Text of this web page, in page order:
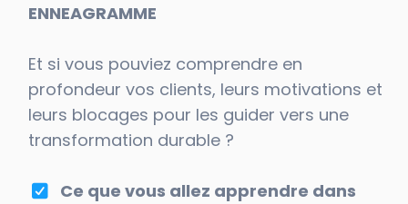
ENNEAGRAMME
Et si vous pouviez comprendre en
profondeur vos clients, leurs motivations et
leurs blocages pour les guider vers une
transformation durable ?
Ce que vous allez apprendre dans